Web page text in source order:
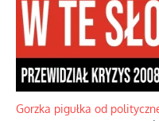
Gorzka pigułka od